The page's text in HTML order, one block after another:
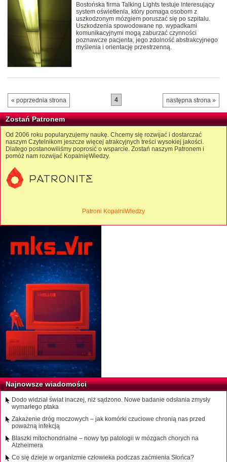
Bostońska firma Talking Lights testuje interesujący
system oświetlenia, który pomaga osobom z
uszkodzonym mózgiem poruszać się po szpitalu.
Uszkodzenia spowodowane np. wypadkami
komunikacyjnymi mogą zaburzać czynności
poznawcze pacjenta, jego zdolność abstrakcyjnego
myślenia i orientację przestrzenną.
« poprzednia strona następna strona »
4
Zostań Patronem
Od 2006 roku popularyzujemy naukę. Chcemy się rozwijać i dostarczać
naszym Czytelnikom jeszcze więcej atrakcyjnych treści wysokiej jakości.
Dlatego postanowiliśmy poprosić o wsparcie. Zostań naszym Patronem i
pomóż nam rozwijać KopalnięWiedzy.
Patroni KopalniWiedzy
Najnowsze wiadomości
Dodo widział świat inaczej, niż sądzono. Nowe badanie odsłania zmysły
wymarłego ptaka
Zakażenie dróg moczowych – jak komórki czuciowe chronią nas przed
poważną infekcją
Blaszki mitochondrialne – nowy typ patologii w mózgach chorych na
Alzheimera
Co się dzieje w organizmie człowieka podczas zaćmienia Słońca?